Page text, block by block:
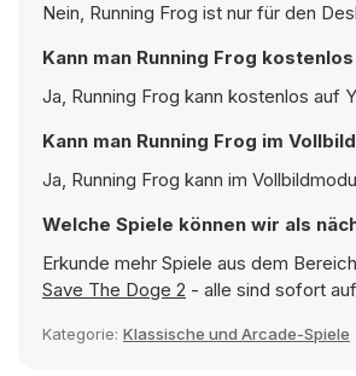
Nein, Running Frog ist nur für den
Kann man Running Frog
Ja, Running Frog kann kostenlos auf
Kann man Running Frog im
Ja, Running Frog kann im
Welche Spiele können wir als
Erkunde mehr Spiele aus dem Bereich
Save The Doge 2 - alle sind sofort
Kategorie: Klassische und Arcade-Spiele